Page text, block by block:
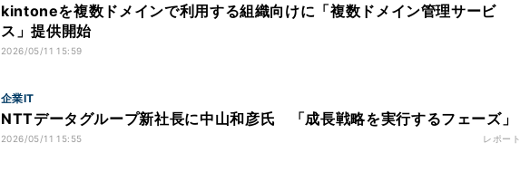
kintoneを複数ドメインで利用する組織向けに「複数ドメイン管理サービ
ス」提供開始
2026/05/11 15:59
企業IT
NTTデータグループ新社長に中山和彦氏 「成長戦略を実行するフェーズ」
2026/05/11 15:55 レポート